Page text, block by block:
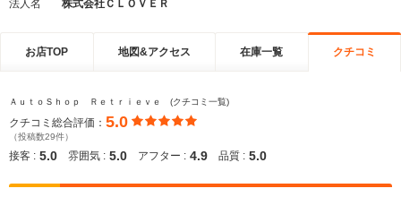
法人名
株式会社ＣＬＯＶＥＲ
お店TOP 地図&アクセス 在庫一覧 クチコミ
ＡｕｔｏＳｈｏｐ Ｒｅｔｒｉｅｖｅ (クチコミ一覧)
クチコミ総合評価： 5.0
（投稿数29件）
接客 : 5.0 雰囲気 : 5.0 アフター : 4.9 品質 : 5.0